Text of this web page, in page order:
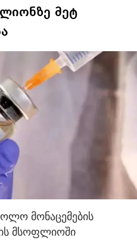
მეტ
მონაცემების
მსოფლიოში